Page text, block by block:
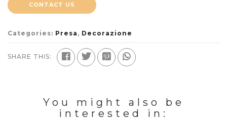
CONTACT US
Categories: Presa , Decorazione
SHARE THIS:
You might also be
interested in: